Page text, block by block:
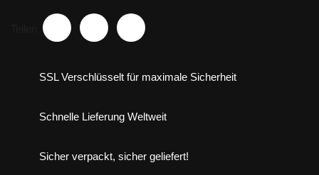
SSL Verschlüsselt für maximale Sicherheit
Schnelle Lieferung Weltweit
Sicher verpackt, sicher geliefert!